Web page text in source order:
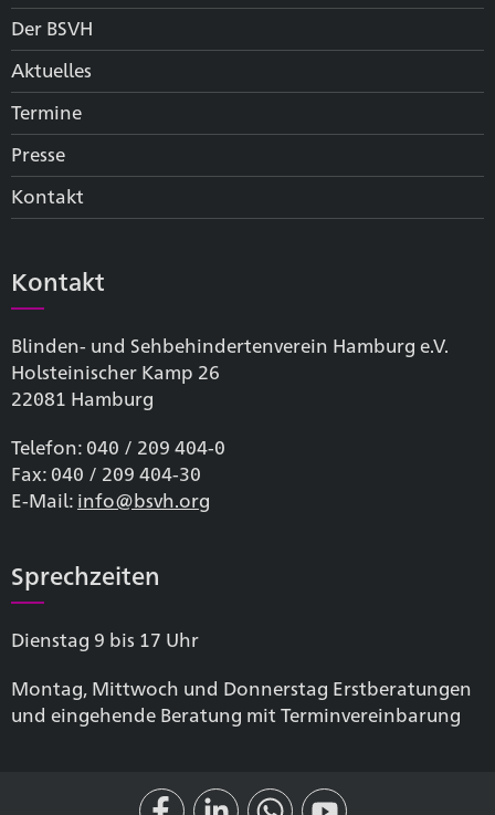
Der BSVH
Aktuelles
Termine
Presse
Kontakt
Kontakt
Blinden- und Sehbehinderten­verein Hamburg e.V.
Holsteinischer Kamp 26
22081 Hamburg
Telefon: 040 / 209 404-0
Fax: 040 / 209 404-30
E-Mail: info@bsvh.org
Sprechzeiten
Dienstag 9 bis 17 Uhr
Montag, Mittwoch und Donnerstag Erstberatungen
und eingehende Beratung mit Terminvereinbarung